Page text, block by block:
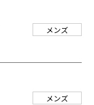
メンズ
メンズ